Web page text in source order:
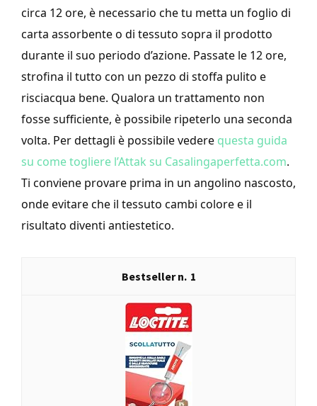
circa 12 ore, è necessario che tu metta un foglio di
carta assorbente o di tessuto sopra il prodotto
durante il suo periodo d’azione. Passate le 12 ore,
strofina il tutto con un pezzo di stoffa pulito e
risciacqua bene. Qualora un trattamento non
fosse sufficiente, è possibile ripeterlo una seconda
volta. Per dettagli è possibile vedere questa guida
su come togliere l’Attak su Casalingaperfetta.com.
Ti conviene provare prima in un angolino nascosto,
onde evitare che il tessuto cambi colore e il
risultato diventi antiestetico.
1